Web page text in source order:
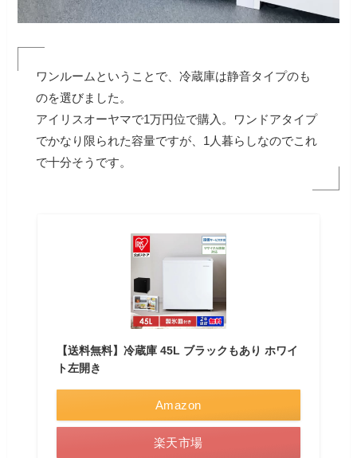
ワンルームということで、冷蔵庫は静音タイプのも
のを選びました。
アイリスオーヤマで1万円位で購入。ワンドアタイプ
でかなり限られた容量ですが、1人暮らしなのでこれ
で十分そうです。
【送料無料】冷蔵庫 45L ブラックもあり ホワイ
ト左開き
Amazon
楽天市場